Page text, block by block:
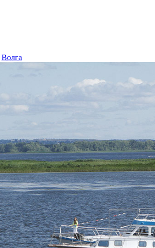
Волга